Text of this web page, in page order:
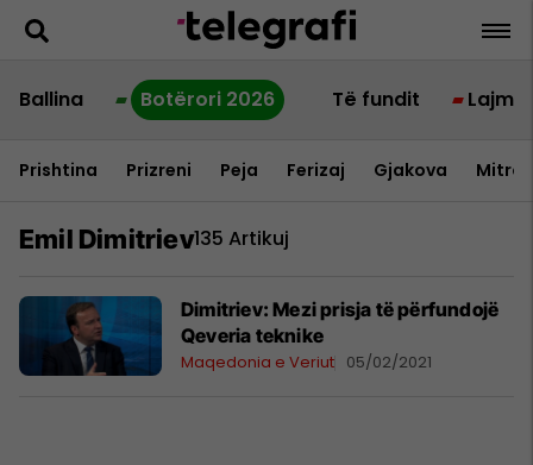
Ballina Botërori 2026 Të fundit Lajme
Prishtina Prizreni Peja Ferizaj Gjakova
Emil Dimitriev135 Artikuj
Dimitriev: Mezi prisja të përfundojë
Qeveria teknike
Maqedonia e Veriut 05/02/2021